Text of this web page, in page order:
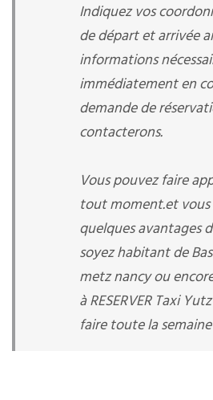
Indiquez vos
de départ et arrivée
informations
immédiatement en
demande de
contacterons.
Vous pouvez faire
tout moment.et vous
quelques avantages
soyez habitant de
metz nancy ou
à RESERVER Taxi
faire toute la